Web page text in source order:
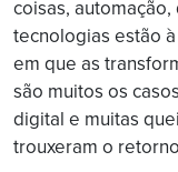
coisas,
tecnologias estão
em que as
são muitos os
digital e muitas
trouxeram o